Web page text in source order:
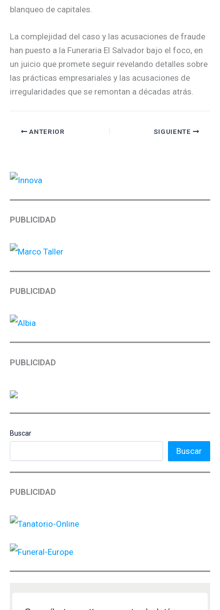
blanqueo de capitales.
La complejidad del caso y las acusaciones de fraude
han puesto a la Funeraria El Salvador bajo el foco, en
un juicio que promete seguir revelando detalles sobre
las prácticas empresariales y las acusaciones de
irregularidades que se remontan a décadas atrás.
ANTERIOR SIGUIENTE
PUBLICIDAD
PUBLICIDAD
PUBLICIDAD
Buscar
Buscar
PUBLICIDAD